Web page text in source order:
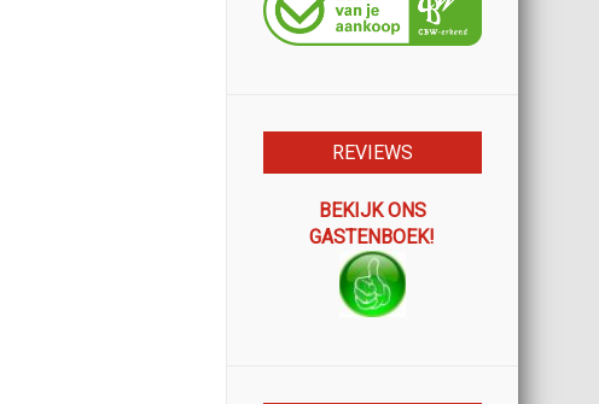
REVIEWS
BEKIJK ONS
GASTENBOEK!